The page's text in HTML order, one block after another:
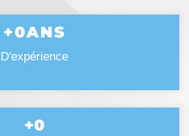
D'expérience
+0ANS
+0